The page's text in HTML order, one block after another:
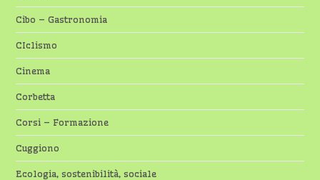
Cibo – Gastronomia
CIclismo
Cinema
Corbetta
Corsi – Formazione
Cuggiono
Ecologia, sostenibilità, sociale